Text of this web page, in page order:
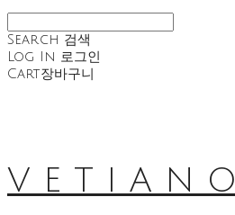
Search 검색
Log In 로그인
Cart장바구니
V E T I A N O